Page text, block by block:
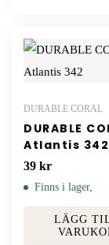
DURABLE CORAL
DURABLE
Atlantis 342
39 kr
Finns i lager,
LÄGG